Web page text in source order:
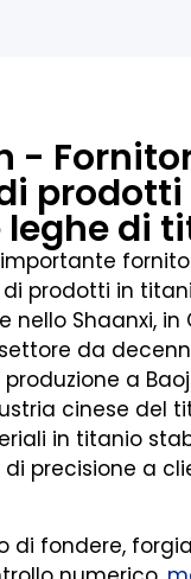
-
prodotti
di
prodotti in
nello Shaanxi, in
da
a
cinese del
in titanio
di precisione a
di fondere,